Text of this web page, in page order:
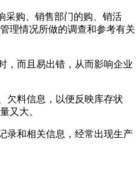
购、销售部门的购、销活
理情况所做的调查和参考有关
而且易出错，从而影响企业
欠料信息，以便反映库存状
又大。
录和相关信息，经常出现生产